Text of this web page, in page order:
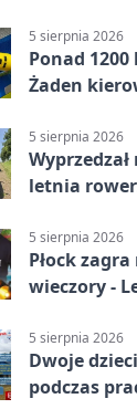
5 sierpnia 2026
Ponad
Żaden
5 sierpnia 2026
letnia
5 sierpnia 2026
Płock
wieczory -
5 sierpnia 2026
Dwoje
podczas